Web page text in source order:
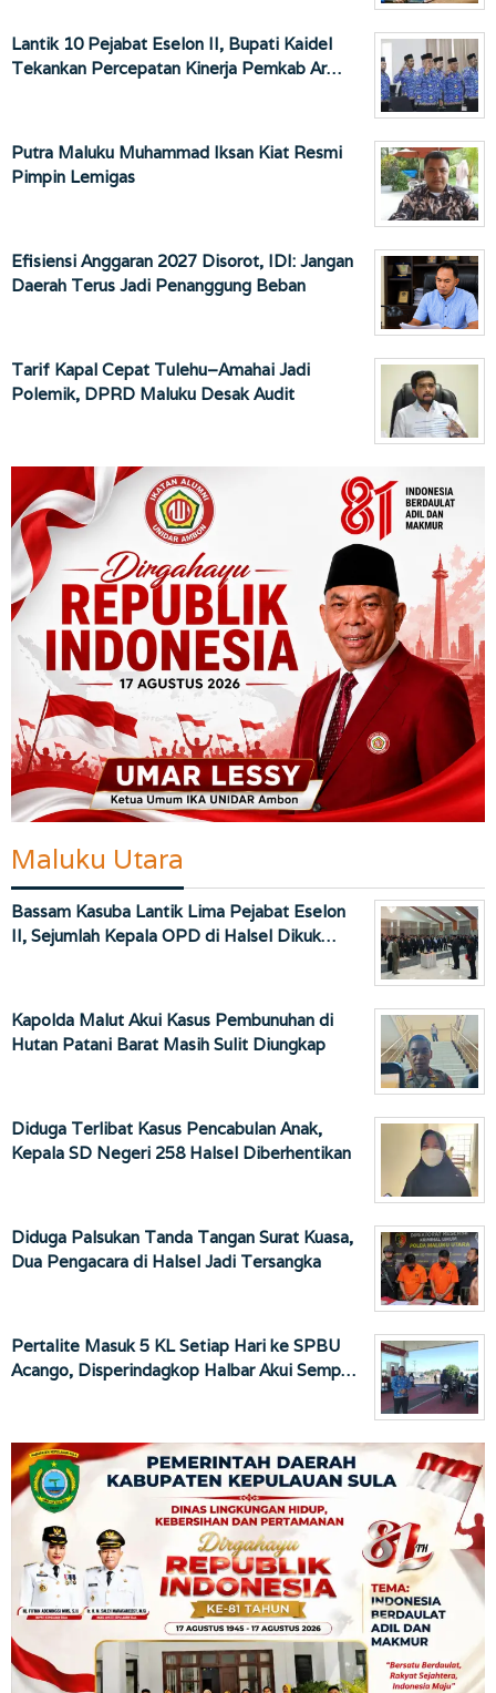
Lantik 10 Pejabat Eselon II, Bupati Kaidel
Tekankan Percepatan Kinerja Pemkab Ar…
Putra Maluku Muhammad Iksan Kiat Resmi
Pimpin Lemigas
Efisiensi Anggaran 2027 Disorot, IDI: Jangan
Daerah Terus Jadi Penanggung Beban
Tarif Kapal Cepat Tulehu–Amahai Jadi
Polemik, DPRD Maluku Desak Audit
Maluku Utara
Bassam Kasuba Lantik Lima Pejabat Eselon
II, Sejumlah Kepala OPD di Halsel Dikuk…
Kapolda Malut Akui Kasus Pembunuhan di
Hutan Patani Barat Masih Sulit Diungkap
Diduga Terlibat Kasus Pencabulan Anak,
Kepala SD Negeri 258 Halsel Diberhentikan
Diduga Palsukan Tanda Tangan Surat Kuasa,
Dua Pengacara di Halsel Jadi Tersangka
Pertalite Masuk 5 KL Setiap Hari ke SPBU
Acango, Disperindagkop Halbar Akui Semp…